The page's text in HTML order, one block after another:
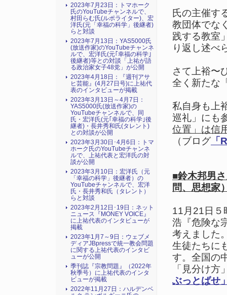
氏の主催す
教団体でな
践する教室
り返し述べ
さて上裕〜
全く新たな
私自身も上
巡礼」にも
位置」は信
（ブログ
■鈴木邦男
問、思想家
11月21日５
浩『危険な
考えました
生徒たちに
す。全国の
「見分け方
ぶっとばせ
2023年7月23日：トマホーク
氏のYouTubeチャンネルで、
村田らむ氏(ルポライター)、宏
洋氏(元「幸福の科学」後継者)
らと対談
2023年7月13日：YAS5000氏
(放送作家)のYouTubeチャンネ
ルで、宏洋氏(元｢幸福の科学｣
後継者)等との対談「上祐が語
る政治家女子48党」が公開
2023年4月18日：『週刊アサ
ヒ芸能』(4月27日号)に上祐代
表のインタビューが掲載
2023年3月13日～4月7日：
YAS5000氏(放送作家)の
YouTubeチャンネルで、同
氏・宏洋氏(元｢幸福の科学｣後
継者)・長井秀和氏(タレント)
との対談が公開
2023年3月30日･4月6日：トマ
ホーク氏のYouTubeチャンネ
ルで、上祐代表と宏洋氏の対
談が公開
2023年3月10日：宏洋氏（元
「幸福の科学」後継者）の
YouTubeチャンネルで、宏洋
氏・長井秀和氏（タレント）
らと対談
2023年2月12日･19日：ネット
ニュース『MONEY VOICE』
に上祐代表のインタビューが
掲載
2023年1月7～9日：ウェブメ
ディアJBpressで統一教会問題
に関する上祐代表のインタビ
ューが公開
季刊誌『宗教問題』（2022年
秋季号）に上祐代表のインタ
ビューが掲載
2022年11月27日：ハルデンベ